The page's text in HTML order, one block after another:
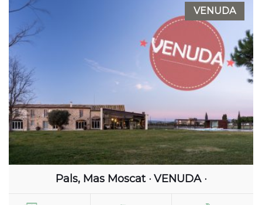
VENUDA
Pals, Mas Moscat · VENUDA ·